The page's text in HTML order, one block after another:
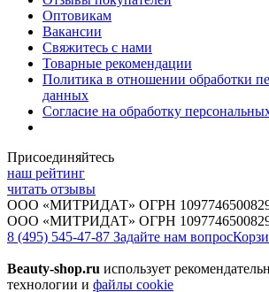
Оптовикам
Вакансии
Свяжитесь с нами
Товарные рекомендации
Политика в отношении обработки
данных
Согласие на обработку
Присоединяйтесь
наш рейтинг
читать отзывы
ООО «МИТРИДАТ» ОГРН
ООО «МИТРИДАТ» ОГРН
8 (495) 545-47-87 Задайте нам вопрос
Beauty-shop.ru использует
технологии и файлы cookie